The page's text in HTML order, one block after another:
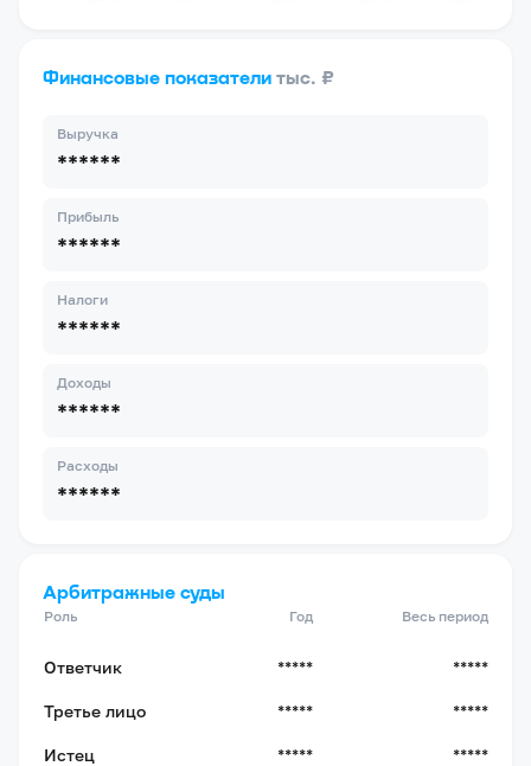
Финансовые показатели тыс. ₽
Выручка
******
Прибыль
******
Налоги
******
Доходы
******
Расходы
******
Арбитражные суды
Роль Год Весь период
Ответчик ***** *****
Третье лицо ***** *****
Истец ***** *****